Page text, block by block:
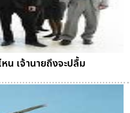
น เจ้านายถึงจะปลื้ม